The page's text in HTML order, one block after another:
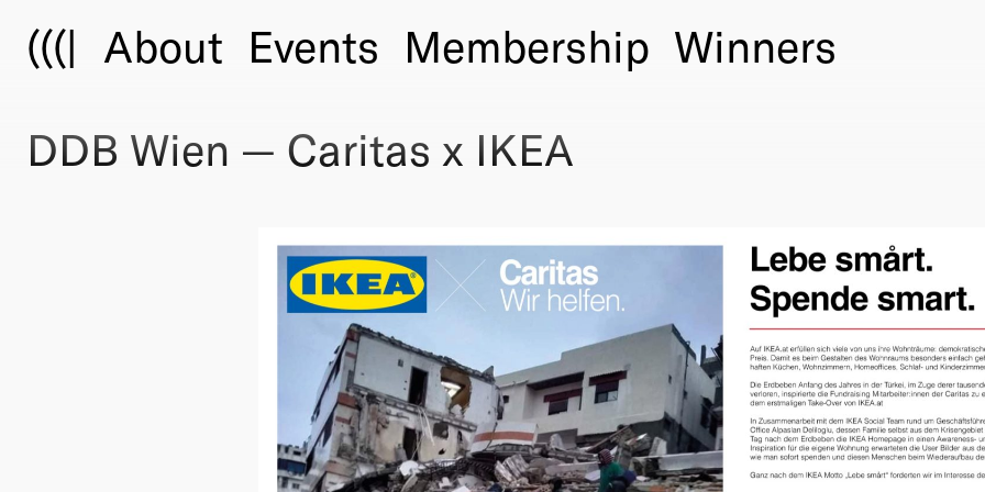
(((| About Events Membership Winners
DDB Wien — Caritas x IKEA